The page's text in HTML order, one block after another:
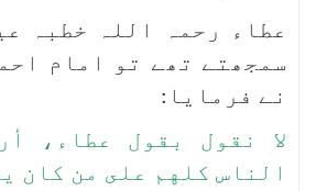
عطاء رحمہ اللہ خطبہ
سمجھتے تھے تو امام
نے فرمایا:
‌لا ‌نقول ‌بقول ‌عطاء،
الناس كلهم على من كان